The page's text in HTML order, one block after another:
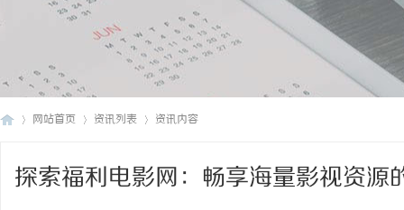
网站首页 资讯列表 资讯内容
探索福利电影网：畅享海量影视资源